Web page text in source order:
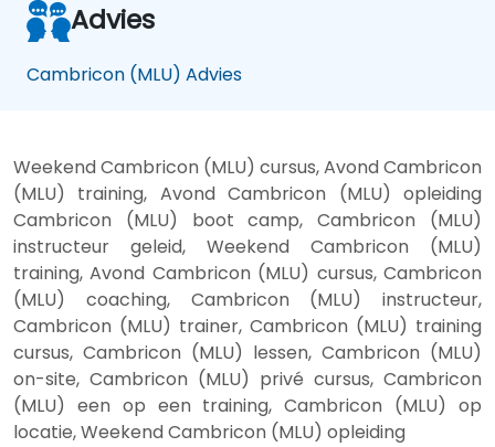
Advies
Cambricon (MLU) Advies
Weekend Cambricon (MLU) cursus, Avond Cambricon
(MLU) training, Avond Cambricon (MLU) opleiding
Cambricon (MLU) boot camp, Cambricon (MLU)
instructeur geleid, Weekend Cambricon (MLU)
training, Avond Cambricon (MLU) cursus, Cambricon
(MLU) coaching, Cambricon (MLU) instructeur,
Cambricon (MLU) trainer, Cambricon (MLU) training
cursus, Cambricon (MLU) lessen, Cambricon (MLU)
on-site, Cambricon (MLU) privé cursus, Cambricon
(MLU) een op een training, Cambricon (MLU) op
locatie, Weekend Cambricon (MLU) opleiding